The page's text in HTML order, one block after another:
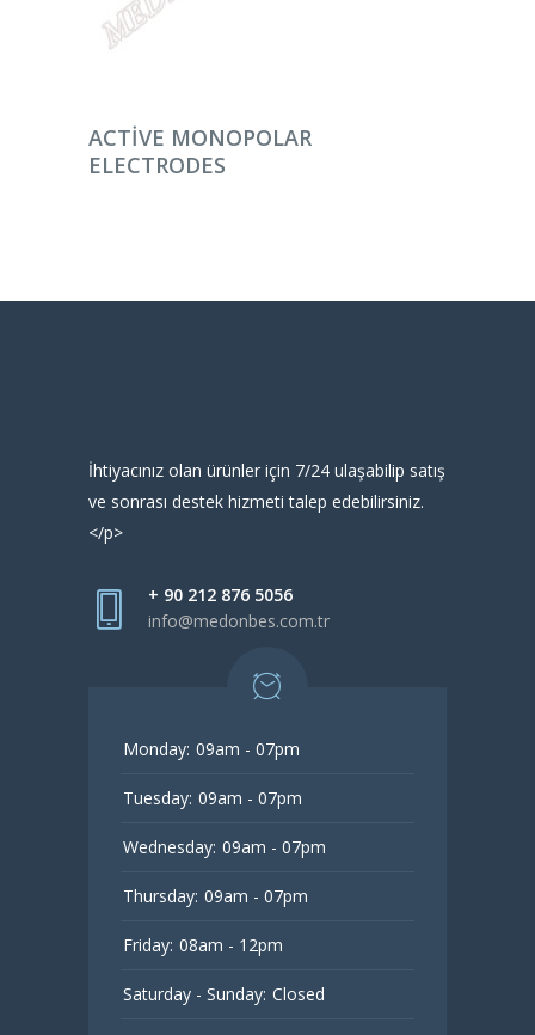
DEVAMINI OKU
ACTIVE MONOPOLAR
ELECTRODES
İhtiyacınız olan ürünler için 7/24 ulaşabilip satış
ve sonrası destek hizmeti talep edebilirsiniz.
</p>
+ 90 212 876 5056
info@medonbes.com.tr
Monday: 09am - 07pm
Tuesday: 09am - 07pm
Wednesday: 09am - 07pm
Thursday: 09am - 07pm
Friday: 08am - 12pm
Saturday - Sunday: Closed